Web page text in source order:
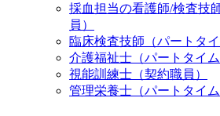
採血担当の看護師/検査技
員）
臨床検査技師（パートタイ
介護福祉士（パートタイム
視能訓練士（契約職員）
管理栄養士（パートタイム